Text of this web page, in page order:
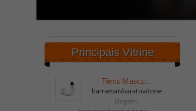
Principais Vitrine
Tênis Mascu...
barramaisbaratovitrine
Origem: